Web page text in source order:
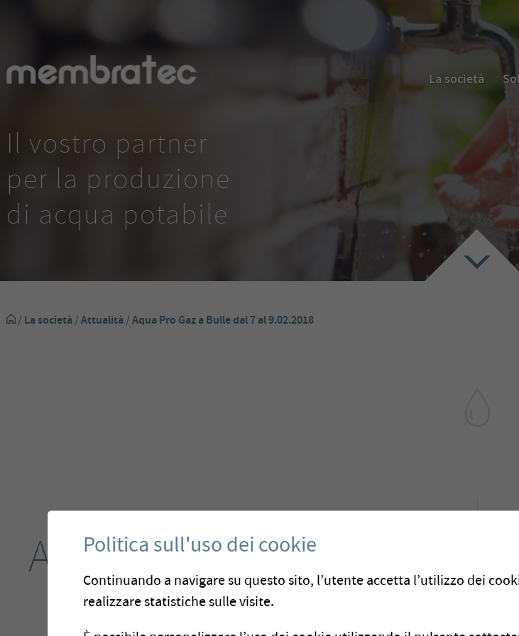
La società
Il vostro partner
per la produzione
di acqua potabile
/ La società/Attualità/Aqua Pro Gaz a Bulle dal 7 al 9.02.2018
Aqua Pro Gaz a Bulle
dal 7 al9.02.2018
Il
Politica sull'uso dei cookie
Continuando a navigare su questo sito, l’utente accetta l’utilizzo dei
realizzare statistiche sulle visite.